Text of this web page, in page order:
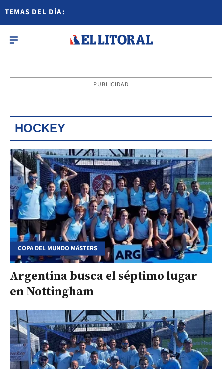
TEMAS DEL DÍA:
PUBLICIDAD
HOCKEY
COPA DEL MUNDO MÁSTERS
Argentina busca el séptimo lugar
en Nottingham